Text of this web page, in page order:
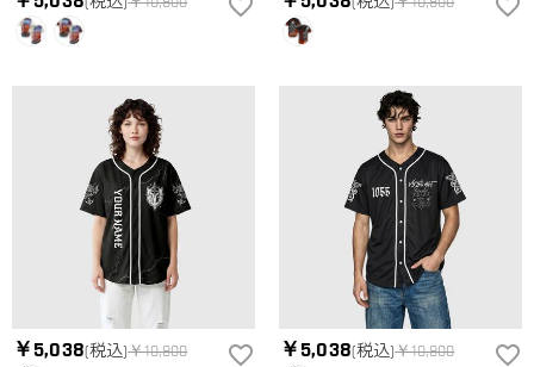
￥5,038(税込)￥10,800 ￥5,038(税込)￥10,800